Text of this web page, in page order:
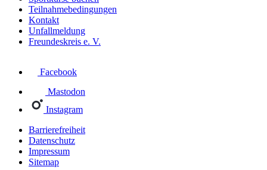
Teilnahmebedingungen
Kontakt
Unfallmeldung
Freundeskreis e. V.
Facebook
Mastodon
Instagram
Barrierefreiheit
Datenschutz
Impressum
Sitemap